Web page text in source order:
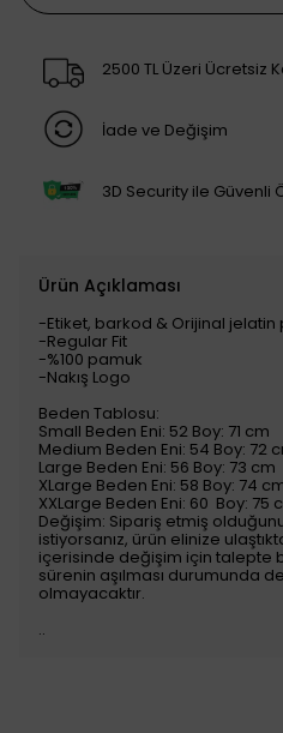
2500 TL Üzeri Ücretsiz
İade ve Değişim
3D Security ile Güvenli
Ürün Açıklaması
-Etiket, barkod & Orijinal jelatin
-Regular Fit
-%100 pamuk
-Nakış Logo
Beden Tablosu:
Small Beden Eni: 52 Boy: 71 cm
Medium Beden Eni: 54 Boy: 72
Large Beden Eni: 56 Boy: 73 cm
XLarge Beden Eni: 58 Boy: 74
XXLarge Beden Eni: 60 Boy: 75
Değişim: Sipariş etmiş
istiyorsanız, ürün elinize
içerisinde değişim için talepte
sürenin aşılması durumunda
olmayacaktır.
..